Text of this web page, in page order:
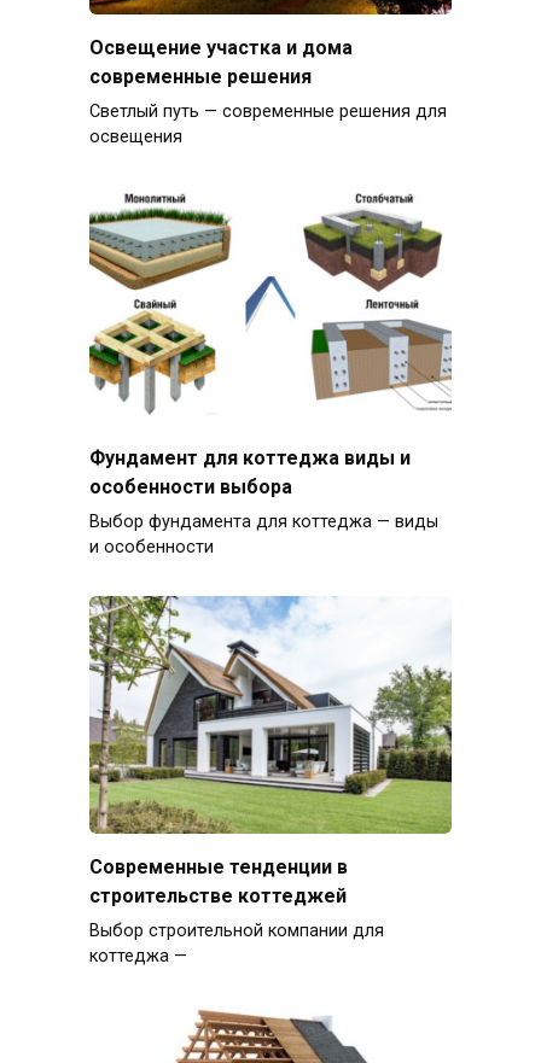
Освещение участка и дома
современные решения
Светлый путь — современные решения для
освещения
Фундамент для коттеджа виды и
особенности выбора
Выбор фундамента для коттеджа — виды
и особенности
Современные тенденции в
строительстве коттеджей
Выбор строительной компании для
коттеджа —